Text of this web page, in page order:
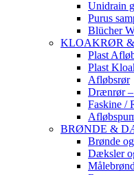
Unidrain
Purus
Blücher
KLOAKRØR
Plast
Plast
Afløbsrør
Drænrør
Faskine /
BRØNDE &
Brønde
Dæksler